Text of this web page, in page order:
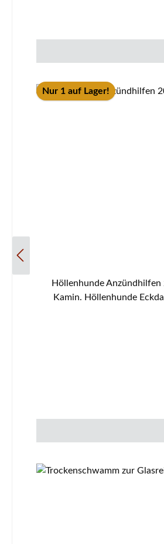
Nur 1 auf Lager!
Höllenhunde
Kamin. Höllenhunde Eckdaten: Inhalt 200 Stück Länge 50 bis 55 mm Durchmesser ca. 22 bis 30 mm Wachsanteil 40 bis 50 % Holzarten sind